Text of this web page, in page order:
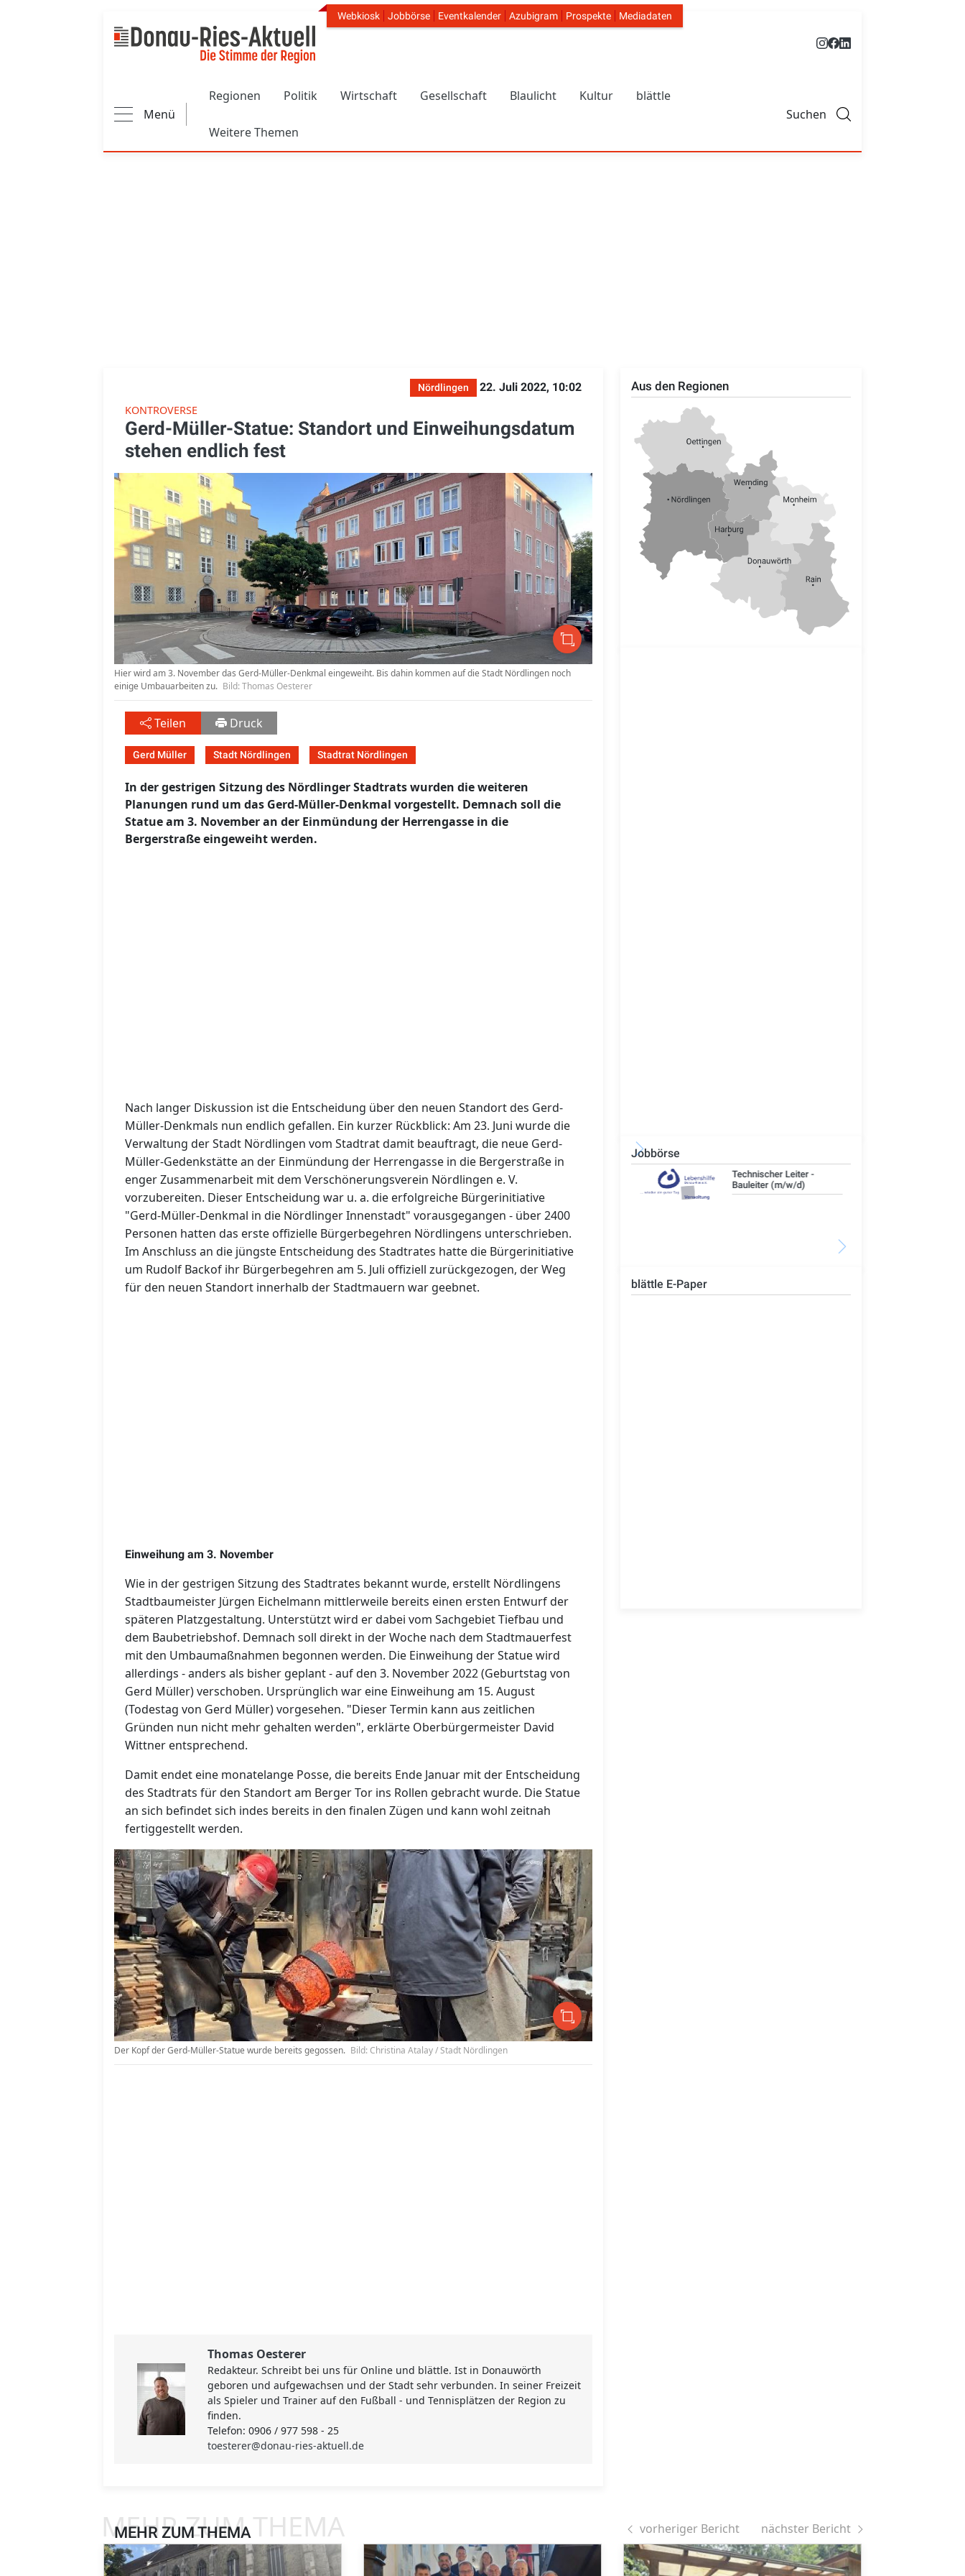
Header Navigation
Webkiosk Jobbörse Eventkalender Azubigram Prospekte Mediadaten
Menü
Regionen Politik Wirtschaft Gesellschaft Blaulicht Kultur blättle
Weitere Themen
Suchen
Nördlingen
22. Juli 2022, 10:02
KONTROVERSE
Gerd-Müller-Statue: Standort und Einweihungsdatum
stehen endlich fest
Hier wird am 3. November das Gerd-Müller-Denkmal eingeweiht. Bis dahin kommen auf die Stadt Nördlingen noch
einige Umbauarbeiten zu. Bild: Thomas Oesterer
Teilen Druck
Gerd Müller Stadt Nördlingen Stadtrat Nördlingen
In der gestrigen Sitzung des Nördlinger Stadtrats wurden die weiteren
Planungen rund um das Gerd-Müller-Denkmal vorgestellt. Demnach soll die
Statue am 3. November an der Einmündung der Herrengasse in die
Bergerstraße eingeweiht werden.
Nach langer Diskussion ist die Entscheidung über den neuen Standort des Gerd-
Müller-Denkmals nun endlich gefallen. Ein kurzer Rückblick: Am 23. Juni wurde die
Verwaltung der Stadt Nördlingen vom Stadtrat damit beauftragt, die neue Gerd-
Müller-Gedenkstätte an der Einmündung der Herrengasse in die Bergerstraße in
enger Zusammenarbeit mit dem Verschönerungsverein Nördlingen e. V.
vorzubereiten. Dieser Entscheidung war u. a. die erfolgreiche Bürgerinitiative
"Gerd-Müller-Denkmal in die Nördlinger Innenstadt" vorausgegangen - über 2400
Personen hatten das erste offizielle Bürgerbegehren Nördlingens unterschrieben.
Im Anschluss an die jüngste Entscheidung des Stadtrates hatte die Bürgerinitiative
um Rudolf Backof ihr Bürgerbegehren am 5. Juli offiziell zurückgezogen, der Weg
für den neuen Standort innerhalb der Stadtmauern war geebnet.
Einweihung am 3. November
Wie in der gestrigen Sitzung des Stadtrates bekannt wurde, erstellt Nördlingens
Stadtbaumeister Jürgen Eichelmann mittlerweile bereits einen ersten Entwurf der
späteren Platzgestaltung. Unterstützt wird er dabei vom Sachgebiet Tiefbau und
dem Baubetriebshof. Demnach soll direkt in der Woche nach dem Stadtmauerfest
mit den Umbaumaßnahmen begonnen werden. Die Einweihung der Statue wird
allerdings - anders als bisher geplant - auf den 3. November 2022 (Geburtstag von
Gerd Müller) verschoben. Ursprünglich war eine Einweihung am 15. August
(Todestag von Gerd Müller) vorgesehen. "Dieser Termin kann aus zeitlichen
Gründen nun nicht mehr gehalten werden", erklärte Oberbürgermeister David
Wittner entsprechend.
Damit endet eine monatelange Posse, die bereits Ende Januar mit der Entscheidung
des Stadtrats für den Standort am Berger Tor ins Rollen gebracht wurde. Die Statue
an sich befindet sich indes bereits in den finalen Zügen und kann wohl zeitnah
fertiggestellt werden.
Der Kopf der Gerd-Müller-Statue wurde bereits gegossen. Bild: Christina Atalay / Stadt Nördlingen
Thomas Oesterer
Redakteur. Schreibt bei uns für Online und blättle. Ist in Donauwörth
geboren und aufgewachsen und der Stadt sehr verbunden. In seiner Freizeit
als Spieler und Trainer auf den Fußball - und Tennisplätzen der Region zu
finden.
Telefon: 0906 / 977 598 - 25
toesterer@donau-ries-aktuell.de
Aus den Regionen
Jobbörse
Bauzeichner/Bautechniker
(m/w/d)
Technischer Leiter -
Bauleiter (m/w/d)
blättle E-Paper
MEHR ZUM THEMA
MEHR ZUM THEMA vorheriger Bericht nächster Bericht